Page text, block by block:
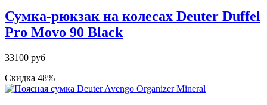
Сумка-рюкзак на колесах Deuter Duffel
Pro Movo 90 Black
33100 руб
Скидка 48%